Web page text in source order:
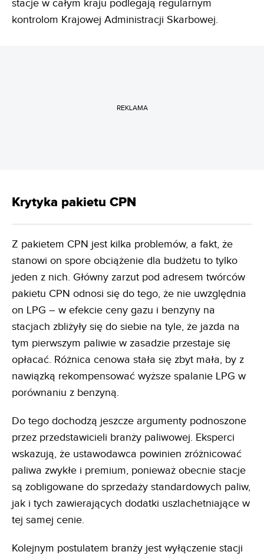
stacje w całym kraju podlegają regularnym
kontrolom Krajowej Administracji Skarbowej.
REKLAMA
Krytyka pakietu CPN
Z pakietem CPN jest kilka problemów, a fakt, że
stanowi on spore obciążenie dla budżetu to tylko
jeden z nich. Główny zarzut pod adresem twórców
pakietu CPN odnosi się do tego, że nie uwzględnia
on LPG – w efekcie ceny gazu i benzyny na
stacjach zbliżyły się do siebie na tyle, że jazda na
tym pierwszym paliwie w zasadzie przestaje się
opłacać. Różnica cenowa stała się zbyt mała, by z
nawiązką rekompensować wyższe spalanie LPG w
porównaniu z benzyną.
Do tego dochodzą jeszcze argumenty podnoszone
przez przedstawicieli branży paliwowej. Eksperci
wskazują, że ustawodawca powinien zróżnicować
paliwa zwykłe i premium, ponieważ obecnie stacje
są zobligowane do sprzedaży standardowych paliw,
jak i tych zawierających dodatki uszlachetniające w
tej samej cenie.
Kolejnym postulatem branży jest wyłączenie stacji